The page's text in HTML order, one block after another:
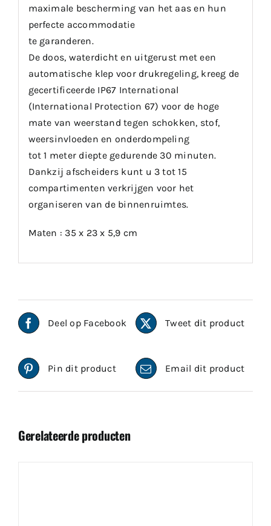
maximale bescherming van het aas en hun
perfecte accommodatie
te garanderen.
De doos, waterdicht en uitgerust met een
automatische klep voor drukregeling, kreeg de
gecertificeerde IP67 International
(International Protection 67) voor de hoge
mate van weerstand tegen schokken, stof,
weersinvloeden en onderdompeling
tot 1 meter diepte gedurende 30 minuten.
Dankzij afscheiders kunt u 3 tot 15
compartimenten verkrijgen voor het
organiseren van de binnenruimtes.
Maten : 35 x 23 x 5,9 cm
Deel op Facebook Tweet dit product
Pin dit product Email dit product
Gerelateerde producten